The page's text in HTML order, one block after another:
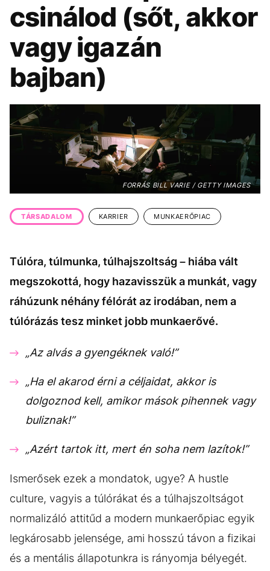
KÖZÉLET UTAZÁS
ÉLETMÓD DESIGN
BESZÉLGETÉSEK ARCOK
VIDEÓ
GASZTRO
csinálod (sőt, akkor
vagy igazán
bajban)
FORRÁS BILL VARIE / GETTY IMAGES
TÁRSADALOM KARRIER MUNKAERŐPIAC
Túlóra, túlmunka, túlhajszoltság – hiába vált
megszokottá, hogy hazavisszük a munkát, vagy
ráhúzunk néhány félórát az irodában, nem a
túlórázás tesz minket jobb munkaerővé.
„Az alvás a gyengéknek való!”
„Ha el akarod érni a céljaidat, akkor is
dolgoznod kell, amikor mások pihennek vagy
buliznak!”
„Azért tartok itt, mert én soha nem lazítok!”
Ismerősek ezek a mondatok, ugye? A hustle
culture, vagyis a túlórákat és a túlhajszoltságot
normalizáló attitűd a modern munkaerőpiac egyik
legkárosabb jelensége, ami hosszú távon a fizikai
és a mentális állapotunkra is rányomja bélyegét.